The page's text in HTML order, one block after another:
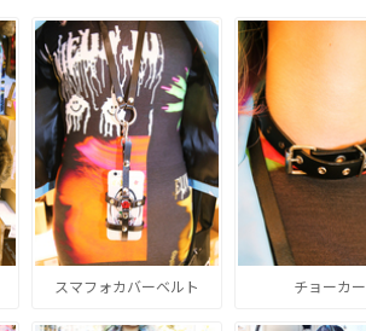
スマフォカバーベルト チョーカー